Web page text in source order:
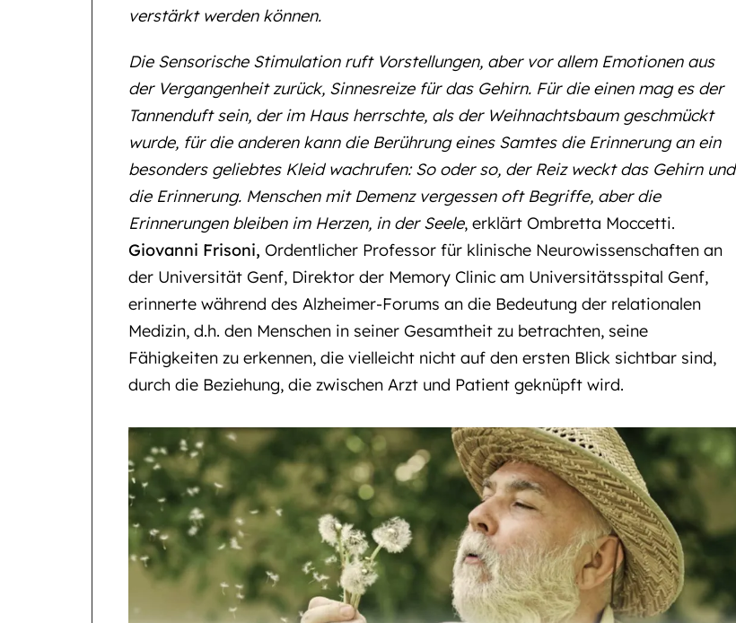
verstärkt werden können.
Die Sensorische Stimulation ruft Vorstellungen, aber vor allem Emotionen aus
der Vergangenheit zurück, Sinnesreize für das Gehirn. Für die einen mag es der
Tannenduft sein, der im Haus herrschte, als der Weihnachtsbaum geschmückt
wurde, für die anderen kann die Berührung eines Samtes die Erinnerung an ein
besonders geliebtes Kleid wachrufen: So oder so, der Reiz weckt das Gehirn und
die Erinnerung. Menschen mit Demenz vergessen oft Begriffe, aber die
Erinnerungen bleiben im Herzen, in der Seele, erklärt Ombretta Moccetti.
Giovanni Frisoni, Ordentlicher Professor für klinische Neurowissenschaften an
der Universität Genf, Direktor der Memory Clinic am Universitätsspital Genf,
erinnerte während des Alzheimer-Forums an die Bedeutung der relationalen
Medizin, d.h. den Menschen in seiner Gesamtheit zu betrachten, seine
Fähigkeiten zu erkennen, die vielleicht nicht auf den ersten Blick sichtbar sind,
durch die Beziehung, die zwischen Arzt und Patient geknüpft wird.